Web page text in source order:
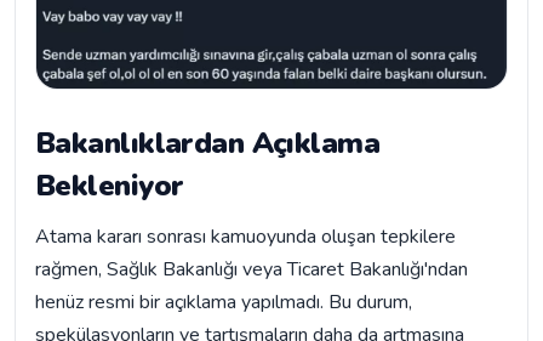
Bakanlıklardan Açıklama
Bekleniyor
Atama kararı sonrası kamuoyunda oluşan tepkilere
rağmen, Sağlık Bakanlığı veya Ticaret Bakanlığı'ndan
henüz resmi bir açıklama yapılmadı. Bu durum,
spekülasyonların ve tartışmaların daha da artmasına